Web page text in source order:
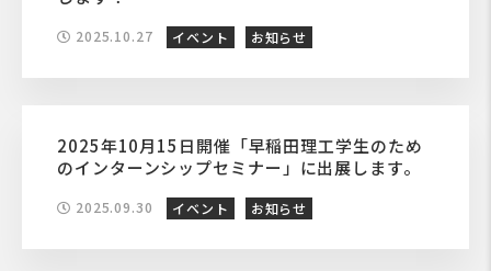
2025.10.27 イベント お知らせ
2025年10月15日開催「早稲田理工学生のため
のインターンシップセミナー」に出展します。
2025.09.30 イベント お知らせ